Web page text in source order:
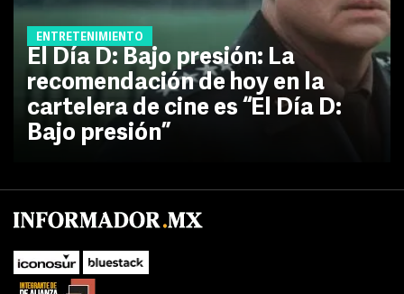
ENTRETENIMIENTO
El Día D: Bajo presión: La
recomendación de hoy en la
cartelera de cine es “El Día D:
Bajo presión”